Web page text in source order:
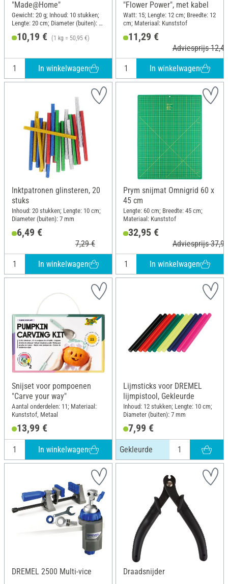
"Made@Home"
Gewicht: 20 g; Inhoud: 10 stukken;
Lengte: 20 cm; Diameter (buiten): 11
10,19 € (1 kg = 50,95 €)
In winkelwagen
"Flower Power", met kabel
Watt: 15; Lengte: 12 cm; Breedte: 12
cm; Materiaal: Kunststof
11,29 €
Adviesprijs
In winkelwagen
Inktpatronen glinsteren, 20
stuks
Inhoud: 20 stukken; Lengte: 10 cm;
Diameter (buiten): 7 mm
6,49 €
7,29 €
In winkelwagen
Prym snijmat Omnigrid 60 x
45 cm
Lengte: 60 cm; Breedte: 45 cm;
Materiaal: Kunststof
32,95 €
Adviesprijs
In winkelwagen
Snijset voor pompoenen
"Carve your way"
Aantal onderdelen: 11; Materiaal:
Kunststof, Metaal
13,99 €
In winkelwagen
Lijmsticks voor DREMEL
lijmpistool, Gekleurde
Inhoud: 12 stukken; Lengte: 10 cm;
Diameter (buiten): 7 mm
7,99 €
Gekleurde
DREMEL 2500 Multi-vice Draadsnijder